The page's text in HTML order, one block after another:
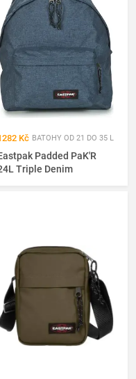
Kč BATOHY OD 21 DO 35 L
Padded PaK'R
Triple Denim